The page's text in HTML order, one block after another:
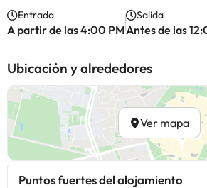
Entrada
A partir de las 4:00 PM
Salida
Antes de las
Ubicación y alrededores
Ver mapa
Puntos fuertes del alojamiento